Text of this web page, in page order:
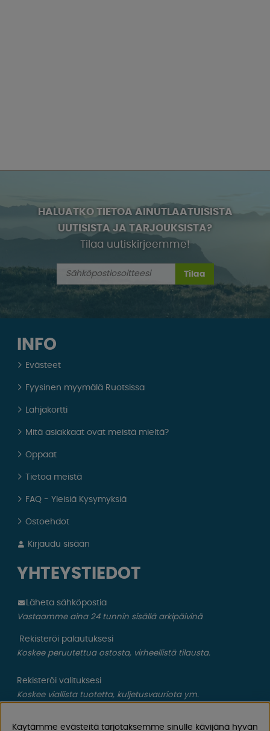
HALUATKO TIETOA AINUTLAATUISISTA
UUTISISTA JA TARJOUKSISTA?
Tilaa uutiskirjeemme!
Tilaa
INFO
Evästeet
Fyysinen myymälä Ruotsissa
Lahjakortti
Mitä asiakkaat ovat meistä mieltä?
Oppaat
Tietoa meistä
FAQ - Yleisiä Kysymyksiä
Ostoehdot
Kirjaudu sisään
YHTEYSTIEDOT
Läheta sähköpostia
Vastaamme aina 24 tunnin sisällä arkipäivinä
Rekisteröi palautuksesi
Koskee peruutettua ostosta, virheellistä tilausta.
Rekisteröi valituksesi
Koskee viallista tuotetta, kuljetusvauriota ym.
CAMPMARKET
Käytämme evästeitä tarjotaksemme sinulle kävijänä hyvän